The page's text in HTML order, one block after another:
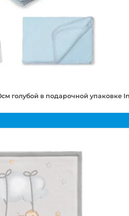
голубой в подарочной упаковке